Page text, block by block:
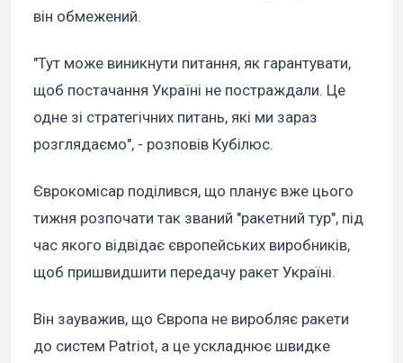
він обмежений.
"Тут може виникнути питання, як гарантувати,
щоб постачання Україні не постраждали. Це
одне зі стратегічних питань, які ми зараз
розглядаємо", - розповів Кубілюс.
Єврокомісар поділився, що планує вже цього
тижня розпочати так званий "ракетний тур", під
час якого відвідає європейських виробників,
щоб пришвидшити передачу ракет Україні.
Він зауважив, що Європа не виробляє ракети
до систем Patriot, а це ускладнює швидке